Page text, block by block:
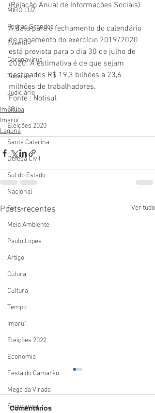
MIRO LUZ
Pedras Grandes
Evento
Coronavírus
Tubarão
Judiciário
CDL
Eleições 2020
Santa Catarina
Defesa Civil
Sul do Estado
Nacional
Serra
Meio Ambiente
Paulo Lopes
Artigo
Culura
Cultura
Tempo
Imaruí
Eleições 2022
Economia
Festa do Camarão
Mega da Virada
Segurança
(Relação Anual de Informações Sociais).
A data para o fechamento do calendário
de pagamento do exercício 2019/2020
está prevista para o dia 30 de julho de
2020. A estimativa é de que sejam
destinados R$ 19,3 bilhões a 23,6
milhões de trabalhadores.
Fonte : Notisul
Imbituba
Imaruí
Laguna
Posts recentes Ver tudo
Comentários